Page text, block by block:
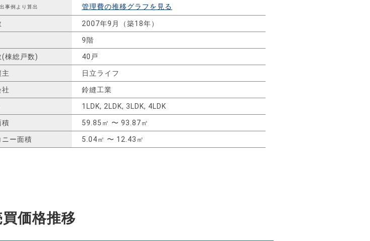
事例より算出
管理費の推移グラフを見る
2007年9月（築18年）
9階
(棟総戸数) 40戸
主 日立ライフ
鈴縫工業
1LDK, 2LDK, 3LDK, 4LDK
積 59.85㎡ 〜 93.87㎡
ニー面積 5.04㎡ 〜 12.43㎡
買価格推移